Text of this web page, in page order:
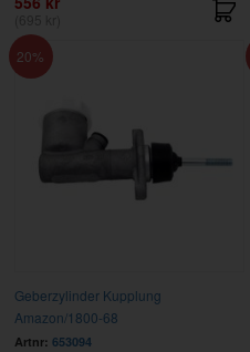
20
Geberzylinder Kupplung
Amazon/1800-68
Artnr: 653094